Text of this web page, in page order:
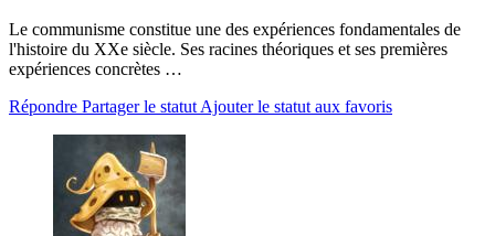
Le communisme constitue une des expériences fondamentales de
l'histoire du XXe siècle. Ses racines théoriques et ses premières
expériences concrètes …
Répondre Partager le statut Ajouter le statut aux favoris